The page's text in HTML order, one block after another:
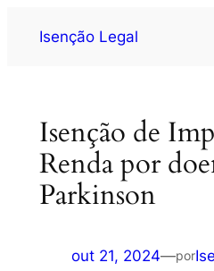
Isenção Legal
Isenção de
Renda por
Parkinson
out 21, 2024—por